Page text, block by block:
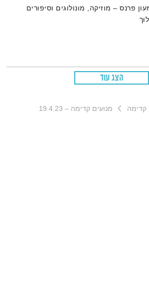
פרנס – מוזיקה, מונולוגים וסיפורים
הצג עוד
קדימה מנועים קדימה – 19.4.23